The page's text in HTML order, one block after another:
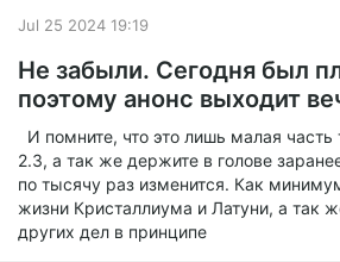
Jul 25 2024 19:19
Не забыли. Сегодня был
поэтому анонс выходит
И помните, что это лишь малая часть
2.3, а так же держите в голове
по тысячу раз изменится. Как
жизни Кристаллиума и Латуни, а так
других дел в принципе